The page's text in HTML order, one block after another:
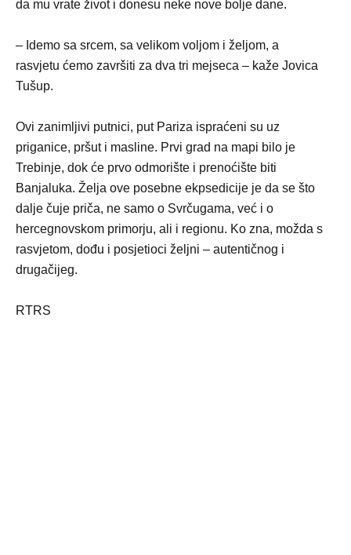
da mu vrate život i donesu neke nove bolje dane.
– Idemo sa srcem, sa velikom voljom i željom, a
rasvjetu ćemo završiti za dva tri mejseca – kaže Јovica
Tušup.
Ovi zanimljivi putnici, put Pariza ispraćeni su uz
priganice, pršut i masline. Prvi grad na mapi bilo je
Trebinje, dok će prvo odmorište i prenoćište biti
Banjaluka. Želja ove posebne ekpsedicije je da se što
dalje čuje priča, ne samo o Svrčugama, već i o
hercegnovskom primorju, ali i regionu. Ko zna, možda s
rasvjetom, dođu i posjetioci željni – autentičnog i
drugačijeg.
RTRS